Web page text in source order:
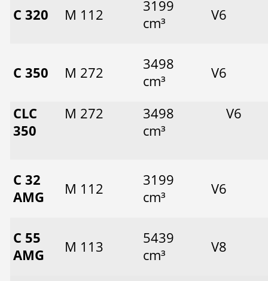
C 320 M 112
3199
cm³
V6
C 350 M 272
3498
cm³
V6
CLC
350
M 272
3498
cm³
V6
C 32
AMG
M 112
3199
cm³
V6
C 55
AMG
M 113
5439
cm³
V8